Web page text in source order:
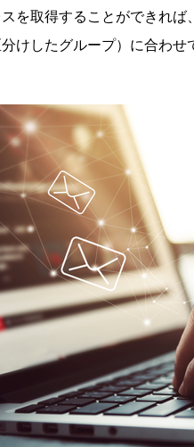
を取得することができれ
けしたグループ）に合わ